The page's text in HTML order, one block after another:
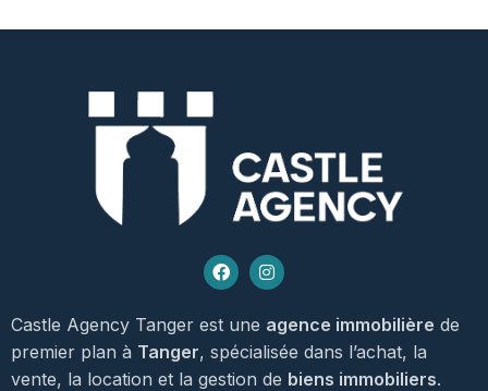
Castle Agency Tanger est une agence immobilière de
premier plan à Tanger, spécialisée dans l’achat, la
vente, la location et la gestion de biens immobiliers.